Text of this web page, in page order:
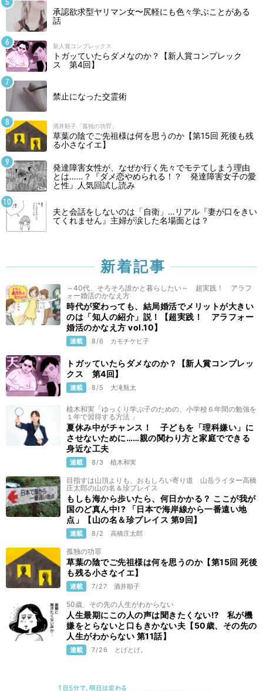
承認欲求型ヤリマン女〜尻軽にも色々学ぶことがある
話
新人賞コンプレックス
トガッていたらダメなのか？【新人賞コンプレック
ス 第4回】
禁止になった交霊術
酒井順子「孤独の功罪」
草葉の陰でご先祖様は何を思うのか【第15回 死後も残
る小さなイエ】
発達障害女性が、なぜか行く先々でモテてしまう理由
とは……？『ダメ恋やめられる！？ 発達障害女子の愛
と性』人気回試し読み
夫と会話をしないのは「自衛」…リアル『妻が口をきい
てくれません』主婦が涙した名場面とは？
新着記事
～40代、そろそろ誰かと暮らしたい～ 超実践！ アラフ
ォー婚活のかなえ方
時代が変わっても、結局婚活でメリットが大きい
のは「知人の紹介」説！【超実践！ アラフォー
婚活のかなえ方 vol.10】
連載 8/6 カモチケビ子
トガッていたらダメなのか？【新人賞コンプレッ
クス 第4回】
連載 8/5 大滝瓶太
植木和実「ゆっくり学ぶ子のための、小学校６年間の勉強を
１年で習得する方法 」
夏休み中がチャンス！ 子どもを「理科嫌い」に
させないために……親の関わり方と家庭でできる
身近な工夫
連載 8/3 植木和実
目指すは山頂よりも、おもしろい寄り道 山岳ライター高橋
庄太郎の山の名＆珍プレイス
もしも海から歩いたら、何日かかる？ ここが我が
国のど真ん中!? 「日本で海岸線から一番遠い地
点」【山の名＆珍プレイス 第9回】
連載 8/2 高橋庄太郎
孤独の功罪
草葉の陰でご先祖様は何を思うのか【第15回 死後
も残る小さなイエ】
連載 7/27 酒井順子
50歳、その先の人生がわからない
人生最期にこの人の声は聞きたくない⁉ 私が機
嫌をとらないと口もきかない夫【50歳、その先の
人生がわからない 第11話】
連載 7/26 とげとげ。